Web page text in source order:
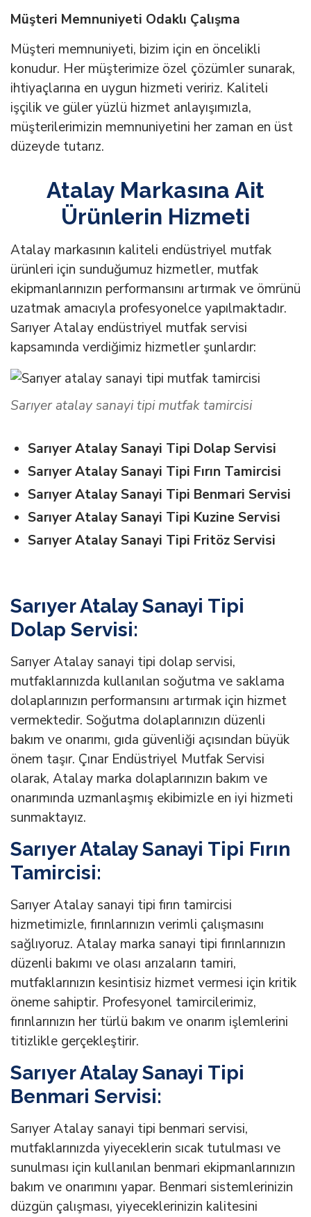
Müşteri Memnuniyeti Odaklı Çalışma
Müşteri memnuniyeti, bizim için en öncelikli
konudur. Her müşterimize özel çözümler sunarak,
ihtiyaçlarına en uygun hizmeti veririz. Kaliteli
işçilik ve güler yüzlü hizmet anlayışımızla,
müşterilerimizin memnuniyetini her zaman en üst
düzeyde tutarız.
Atalay Markasına Ait
Ürünlerin Hizmeti
Atalay markasının kaliteli endüstriyel mutfak
ürünleri için sunduğumuz hizmetler, mutfak
ekipmanlarınızın performansını artırmak ve ömrünü
uzatmak amacıyla profesyonelce yapılmaktadır.
Sarıyer Atalay endüstriyel mutfak servisi
kapsamında verdiğimiz hizmetler şunlardır:
Sarıyer atalay sanayi tipi mutfak tamircisi
Sarıyer Atalay Sanayi Tipi Dolap Servisi
Sarıyer Atalay Sanayi Tipi Fırın Tamircisi
Sarıyer Atalay Sanayi Tipi Benmari Servisi
Sarıyer Atalay Sanayi Tipi Kuzine Servisi
Sarıyer Atalay Sanayi Tipi Fritöz Servisi
Sarıyer Atalay Sanayi Tipi
Dolap Servisi:
Sarıyer Atalay sanayi tipi dolap servisi,
mutfaklarınızda kullanılan soğutma ve saklama
dolaplarınızın performansını artırmak için hizmet
vermektedir. Soğutma dolaplarınızın düzenli
bakım ve onarımı, gıda güvenliği açısından büyük
önem taşır. Çınar Endüstriyel Mutfak Servisi
olarak, Atalay marka dolaplarınızın bakım ve
onarımında uzmanlaşmış ekibimizle en iyi hizmeti
sunmaktayız.
Sarıyer Atalay Sanayi Tipi Fırın
Tamircisi:
Sarıyer Atalay sanayi tipi fırın tamircisi
hizmetimizle, fırınlarınızın verimli çalışmasını
sağlıyoruz. Atalay marka sanayi tipi fırınlarınızın
düzenli bakımı ve olası arızaların tamiri,
mutfaklarınızın kesintisiz hizmet vermesi için kritik
öneme sahiptir. Profesyonel tamircilerimiz,
fırınlarınızın her türlü bakım ve onarım işlemlerini
titizlikle gerçekleştirir.
Sarıyer Atalay Sanayi Tipi
Benmari Servisi:
Sarıyer Atalay sanayi tipi benmari servisi,
mutfaklarınızda yiyeceklerin sıcak tutulması ve
sunulması için kullanılan benmari ekipmanlarınızın
bakım ve onarımını yapar. Benmari sistemlerinizin
düzgün çalışması, yiyeceklerinizin kalitesini